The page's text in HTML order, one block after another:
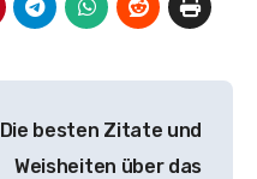
Die besten Zitate und
Weisheiten über das